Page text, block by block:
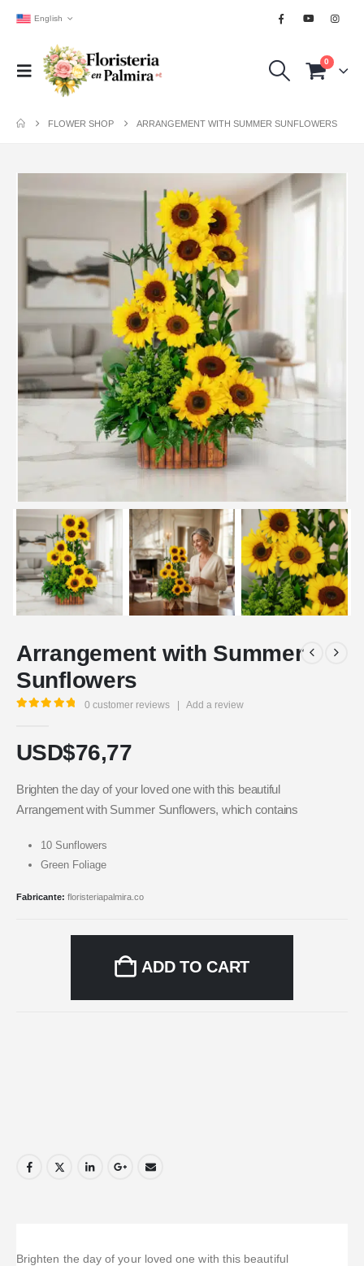
English
0
FLOWER SHOP ARRANGEMENT WITH SUMMER SUNFLOWERS
Arrangement with Summer
Sunflowers
0 customer reviews | Add a review
USD$76,77
Brighten the day of your loved one with this beautiful
Arrangement with Summer Sunflowers, which contains
10 Sunflowers
Green Foliage
Fabricante: floristeriapalmira.co
ADD TO CART
Brighten the day of your loved one with this beautiful